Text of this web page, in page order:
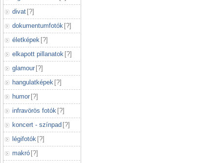
divat [?]
dokumentumfotók [?]
életképek [?]
elkapott pillanatok [?]
glamour [?]
hangulatképek [?]
humor [?]
infravörös fotók [?]
koncert - színpad [?]
légifotók [?]
makró [?]